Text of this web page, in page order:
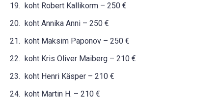
koht Robert Kallikorm – 250 €
koht Annika Anni – 250 €
koht Maksim Paponov – 250 €
koht Kris Oliver Maiberg – 210 €
koht Henri Käsper – 210 €
koht Martin H. – 210 €